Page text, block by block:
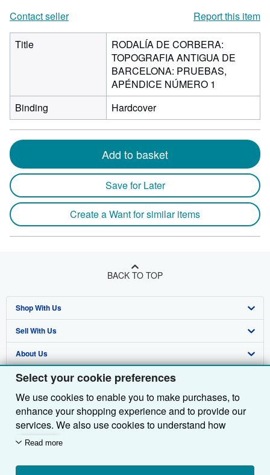
Select your cookie preferences
We use cookies to enable you to make purchases, to
enhance your shopping experience and to provide our
services. We also use cookies to understand how
customers use our services (for example, by measuring
we'll also use third-party cookies to show relevant
Read more
Contact seller
Report this item
Title
RODALÍA DE CORBERA:
TOPOGRAFIA ANTIGUA DE
BARCELONA: PRUEBAS,
APÉNDICE NÚMERO 1
Binding
Hardcover
Add to basket
Save for Later
Create a Want for similar items
BACK TO TOP
Shop With Us
Advanced Search
Browse Collections
My Account
My Orders
View Basket
Sell With Us
Start Selling
Join Our Affiliate Programme
Book Buyback
Refer a seller
About Us
About AbeBooks
Media
Careers
Privacy Policy
Cookie Preferences
Find Help
Help
Customer Service
Other AbeBooks Companies
AbeBooks.com
AbeBooks.de
AbeBooks.fr
Follow AbeBooks